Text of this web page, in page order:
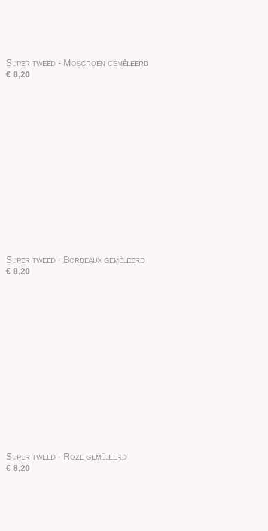
Super tweed - Mosgroen gemêleerd
€ 8,20
Super tweed - Bordeaux gemêleerd
€ 8,20
Super tweed - Roze gemêleerd
€ 8,20